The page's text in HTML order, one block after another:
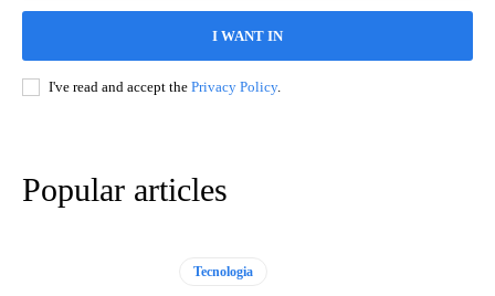
I WANT IN
I've read and accept the Privacy Policy.
Popular articles
Tecnologia